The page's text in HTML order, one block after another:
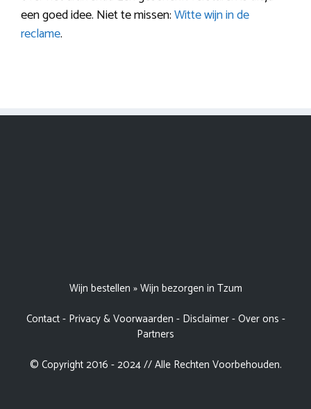
een goed idee. Niet te missen:Witte wijn in de
reclame.
Wijn bestellen »Wijn bezorgen in Tzum
Contact- Privacy & Voorwaarden - Disclaimer-Over ons -
Partners
© Copyright 2016 - 2024 // Alle Rechten Voorbehouden.